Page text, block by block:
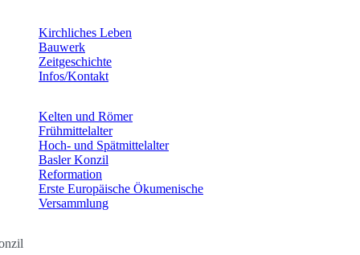
Kirchliches Leben
Bauwerk
Zeitgeschichte
Infos/Kontakt
Kelten und Römer
Frühmittelalter
Hoch- und Spätmittelalter
Basler Konzil
Reformation
Erste Europäische Ökumenische
Versammlung